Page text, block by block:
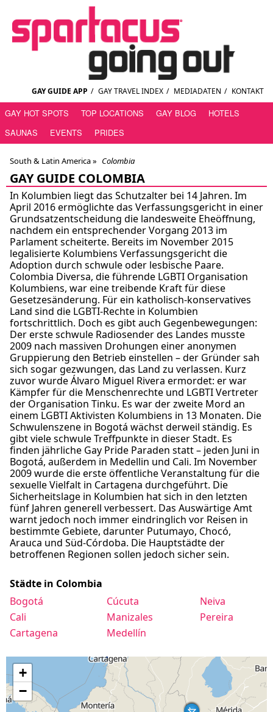
GAY GUIDE APP / GAY TRAVEL INDEX / MEDIADATEN / KONTAKT
GAY HOT SPOTS TOP LOCATIONS GAY BLOG
HOTELS
SAUNAS
EVENTS PRIDES
South & Latin America » Colombia
GAY GUIDE COLOMBIA
In Kolumbien liegt das Schutzalter bei 14 Jahren. Im
April 2016 ermöglichte das Verfassungsgericht in einer
Grundsatzentscheidung die landesweite Eheöffnung,
nachdem ein entsprechender Vorgang 2013 im
Parlament scheiterte. Bereits im November 2015
legalisierte Kolumbiens Verfassungsgericht die
Adoption durch schwule oder lesbische Paare.
Colombia Diversa, die führende LGBTI Organisation
Kolumbiens, war eine treibende Kraft für diese
Gesetzesänderung. Für ein katholisch-konservatives
Land sind die LGBTI-Rechte in Kolumbien
fortschrittlich. Doch es gibt auch Gegenbewegungen:
Der erste schwule Radiosender des Landes musste
2009 nach massiven Drohungen einer anonymen
Gruppierung den Betrieb einstellen – der Gründer sah
sich sogar gezwungen, das Land zu verlassen. Kurz
zuvor wurde Álvaro Miguel Rivera ermordet: er war
Kämpfer für die Menschenrechte und LGBTI Vertreter
der Organisation Tinku. Es war der zweite Mord an
einem LGBTI Aktivisten Kolumbiens in 13 Monaten. Die
Schwulenszene in Bogotá wächst derweil ständig. Es
gibt viele schwule Treffpunkte in dieser Stadt. Es
finden jährliche Gay Pride Paraden statt – jeden Juni in
Bogotá, außerdem in Medellin und Cali. Im November
2009 wurde die erste öffentliche Veranstaltung für die
sexuelle Vielfalt in Cartagena durchgeführt. Die
Sicherheitslage in Kolumbien hat sich in den letzten
fünf Jahren generell verbessert. Das Auswärtige Amt
warnt jedoch noch immer eindringlich vor Reisen in
bestimmte Gebiete, darunter Putumayo, Chocó,
Arauca und Süd-Córdoba. Die Hauptstädte der
betroffenen Regionen sollen jedoch sicher sein.
Städte in Colombia
Bogotá
Cali
Cartagena
Cúcuta
Manizales
Medellín
Neiva
Pereira
+
−